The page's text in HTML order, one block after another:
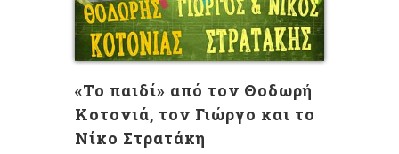
«Το παιδί» από τον Θοδωρή
Κοτονιά, τον Γιώργο και το
Νίκο Στρατάκη